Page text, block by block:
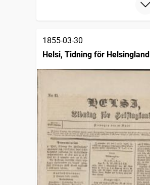
1855-03-30
Helsi, Tidning för Helsingland